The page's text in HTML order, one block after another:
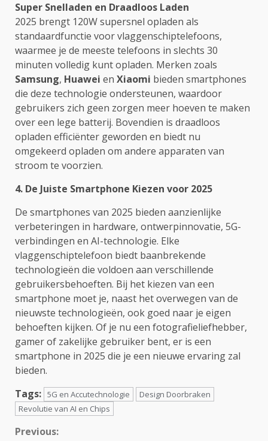
Super Snelladen en Draadloos Laden
2025 brengt 120W supersnel opladen als
standaardfunctie voor vlaggenschiptelefoons,
waarmee je de meeste telefoons in slechts 30
minuten volledig kunt opladen. Merken zoals
Samsung, Huawei en Xiaomi bieden smartphones
die deze technologie ondersteunen, waardoor
gebruikers zich geen zorgen meer hoeven te maken
over een lege batterij. Bovendien is draadloos
opladen efficiënter geworden en biedt nu
omgekeerd opladen om andere apparaten van
stroom te voorzien.
4. De Juiste Smartphone Kiezen voor 2025
De smartphones van 2025 bieden aanzienlijke
verbeteringen in hardware, ontwerpinnovatie, 5G-
verbindingen en AI-technologie. Elke
vlaggenschiptelefoon biedt baanbrekende
technologieën die voldoen aan verschillende
gebruikersbehoeften. Bij het kiezen van een
smartphone moet je, naast het overwegen van de
nieuwste technologieën, ook goed naar je eigen
behoeften kijken. Of je nu een fotografieliefhebber,
gamer of zakelijke gebruiker bent, er is een
smartphone in 2025 die je een nieuwe ervaring zal
bieden.
Tags: 5G en Accutechnologie
Design Doorbraken
Revolutie van AI en Chips
Continue
Previous: